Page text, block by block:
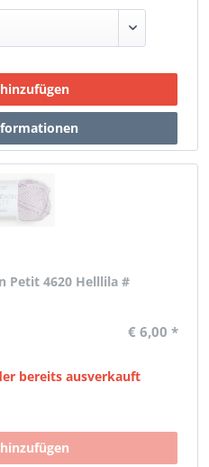
Petit 4620 Helllila #
€ 6,00 *
bereits ausverkauft